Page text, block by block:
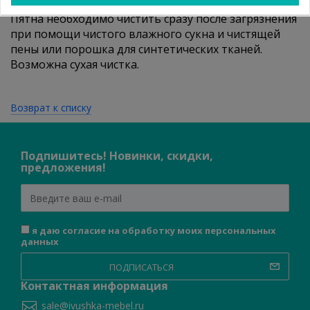
Велюр чистится без проблем:
Пятна необходимо чистить сразу после загрязнения
при помощи чистого влажного сукна и чистящей
пены или порошка для синтетических тканей.
Возможна сухая чистка.
Возврат к списку
Подпишитесь! Новинки, скидки,
предложения!
я даю согласие на обработку моих персональных
данных
ПОДПИСАТЬСЯ
Контактная информация
sale@ivushka-mebel.ru